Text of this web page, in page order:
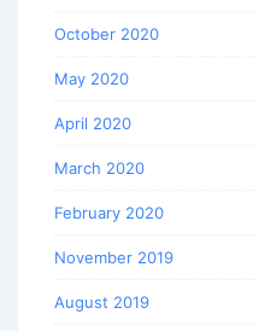
October 2020
May 2020
April 2020
March 2020
February 2020
November 2019
August 2019